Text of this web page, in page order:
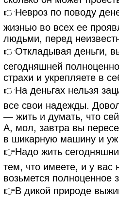
👉Невроз по поводу
жизнью во всех ее
людьми, перед
👉Откладывая деньги,
сегодняшней
страхи и укрепляете в
👉На деньгах нельзя
все свои надежды.
— жить и думать, что
А, мол, завтра вы
в шикарную машину и уж
👉Надо жить
тем, что имеете, и у вас
возьмется полноценное
👉В дикой природе